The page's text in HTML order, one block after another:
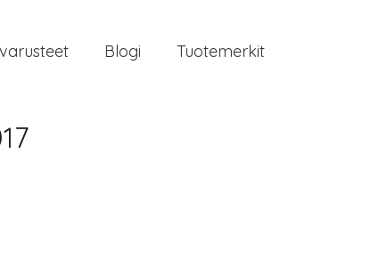
Blogi Tuotemerkit